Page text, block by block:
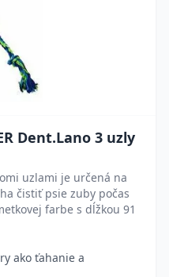
Dent.Lano 3 uzly
uzlami je určená na
čistiť psie zuby počas
farbe s dĺžkou 91
ako ťahanie a